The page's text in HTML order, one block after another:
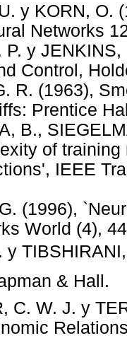
y KORN, O.
P. y
Control,
R. (1963),
B.,
of
IEEE
(1996),
World
y
&
C. W. J. y